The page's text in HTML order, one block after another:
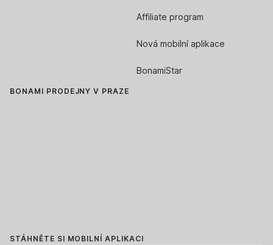
Affiliate program
Nová mobilní aplikace
BonamiStar
BONAMI PRODEJNY V PRAZE
STÁHNĚTE SI MOBILNÍ APLIKACI